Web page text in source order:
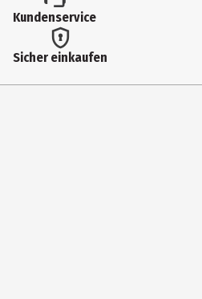
NICI
Kundenservice
Sicher einkaufen